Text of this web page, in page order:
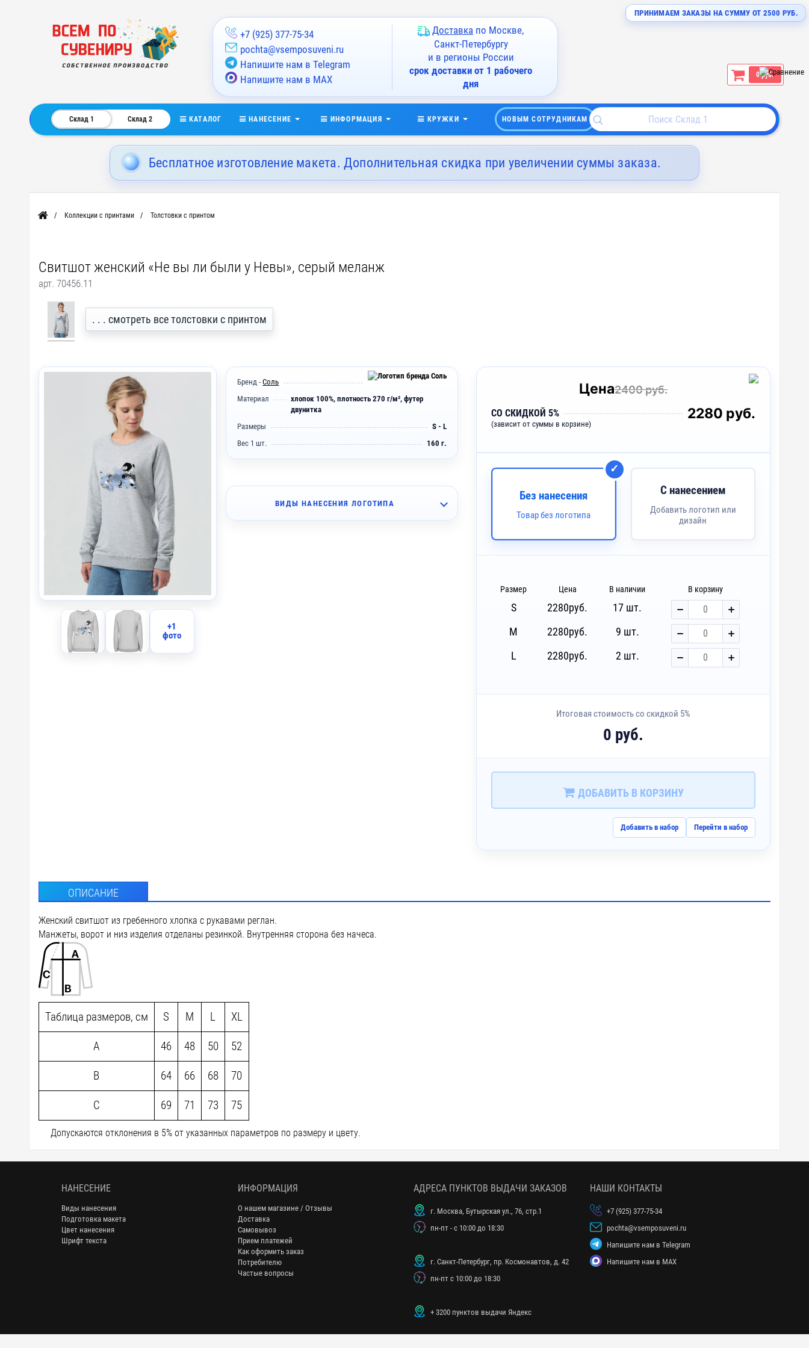
ПРИНИМАЕМ ЗАКАЗЫ НА СУММУ ОТ 2500 РУБ.
+7 (925) 377-75-34
pochta@vsemposuveni.ru
Напишите нам в Telegram
Напишите нам в MAX
Доставка по Москве,
Санкт-Петербургу
и в регионы России
срок доставки от 1 рабочего
дня
0 руб.
Склад 1 Склад 2 КАТАЛОГ НАНЕСЕНИЕ ИНФОРМАЦИЯ КРУЖКИ НОВЫМ СОТРУДНИКАМ
Бесплатное изготовление макета. Дополнительная скидка при увеличении суммы заказа.
Главная Коллекции с принтами Толстовки с принтом
Свитшот женский «Не вы ли были у Невы», серый меланж
арт. 70456.11
. . . смотреть все толстовки с принтом
+1
фото
Бренд -Соль
Материал
хлопок 100%, плотность 270 г/м², футер
двунитка
Размеры
S - L
Вес 1 шт.
160 г.
ВИДЫ НАНЕСЕНИЯ ЛОГОТИПА
Цена2400 руб.
СО СКИДКОЙ 5%
(зависит от суммы в корзине)
2280 руб.
Без нанесения
Товар без логотипа
С нанесением
Добавить логотип или
дизайн
Размер Цена В наличии В корзину
S 2280руб.
17 шт.
M
2280руб.
9 шт.
L
2280руб. 2 шт.
Итоговая стоимость со скидкой 5%
0 руб.
ДОБАВИТЬ В КОРЗИНУ
Добавить в набор Перейти в набор
ОПИСАНИЕ
Женский свитшот из гребенного хлопка с рукавами реглан.
Манжеты, ворот и низ изделия отделаны резинкой. Внутренняя сторона без начеса.
Таблица размеров, см S M L XL
A 46 48 50 52
B 64 66 68 70
C 69 71 73 75
Допускаются отклонения в 5% от указанных параметров по размеру и цвету.
НАНЕСЕНИЕ
Виды нанесения
Подготовка макета
Цвет нанесения
Шрифт текста
ИНФОРМАЦИЯ
О нашем магазине / Отзывы
Доставка
Самовывоз
Прием платежей
Как оформить заказ
Потребителю
Частые вопросы
АДРЕСА ПУНКТОВ ВЫДАЧИ ЗАКАЗОВ
г. Москва, Бутырская ул., 76, стр.1
пн-пт - с 10:00 до 18:30
г. Санкт-Петербург, пр. Космонавтов, д. 42
пн-пт с 10:00 до 18:30
+ 3200 пунктов выдачи Яндекс
НАШИ КОНТАКТЫ
+7 (925) 377-75-34
pochta@vsemposuveni.ru
Напишите нам в Telegram
Напишите нам в MAX